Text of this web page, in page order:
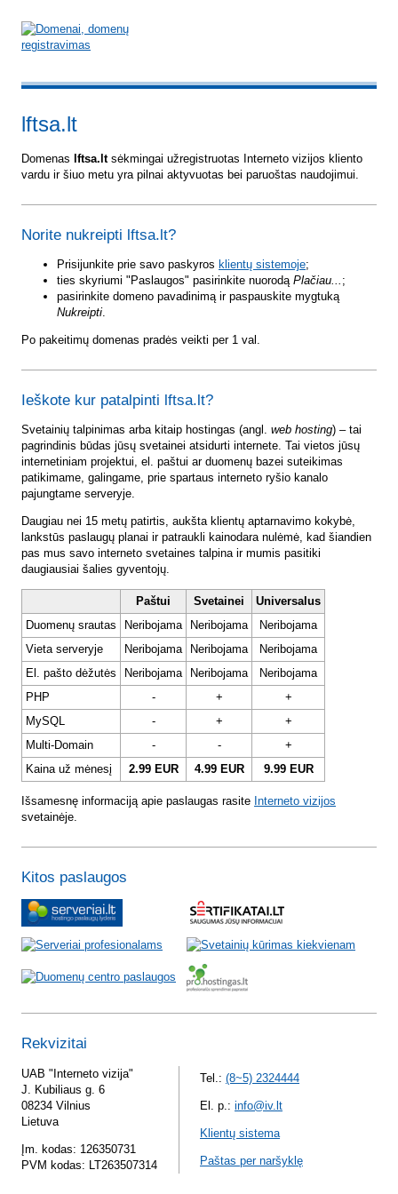
lftsa.lt
Domenas lftsa.ltsėkmingai užregistruotas Interneto vizijos kliento
vardu ir šiuo metu yra pilnai aktyvuotas bei paruoštas naudojimui.
Norite nukreipti lftsa.lt?
Prisijunkite prie savo paskyros klientų sistemoje;
ties skyriumi "Paslaugos" pasirinkite nuorodą Plačiau... ;
pasirinkite domeno pavadinimą ir paspauskite mygtuką
Nukreipti.
Po pakeitimų domenas pradės veikti per 1 val.
Ieškote kur patalpinti lftsa.lt?
Svetainių talpinimas arba kitaip hostingas (angl. web hosting) – tai
pagrindinis būdas jūsų svetainei atsidurti internete. Tai vietos jūsų
internetiniam projektui, el. paštui ar duomenų bazei suteikimas
patikimame, galingame, prie spartaus interneto ryšio kanalo
pajungtame serveryje.
Daugiau nei 15 metų patirtis, aukšta klientų aptarnavimo kokybė,
lankstūs paslaugų planai ir patraukli kainodara nulėmė, kad šiandien
pas mus savo interneto svetaines talpina ir mumis pasitiki
daugiausiai šalies gyventojų.
Paštui Svetainei
Universalus
Duomenų srautas
Neribojama Neribojama
Neribojama
Vieta serveryje
Neribojama Neribojama
Neribojama
El. pašto dėžutės
Neribojama Neribojama
Neribojama
PHP
- +
+
MySQL
- +
+
Multi-Domain
- -
+
Kaina už mėnesį
2.99 EUR 4.99 EUR 9.99 EUR
Išsamesnę informaciją apie paslaugas rasite Interneto vizijos
svetainėje.
Kitos paslaugos
Rekvizitai
UAB "Interneto vizija"
J. Kubiliaus g. 6
08234 Vilnius
Lietuva
Įm. kodas: 126350731
PVM kodas: LT263507314
Tel.: (8~5) 2324444
El. p.: info@iv.lt
Klientų sistema
Paštas per naršyklę